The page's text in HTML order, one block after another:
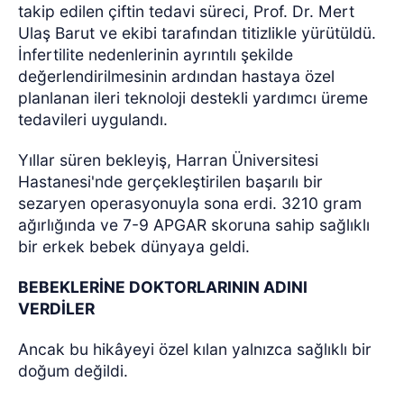
takip edilen çiftin tedavi süreci, Prof. Dr. Mert
Ulaş Barut ve ekibi tarafından titizlikle yürütüldü.
İnfertilite nedenlerinin ayrıntılı şekilde
değerlendirilmesinin ardından hastaya özel
planlanan ileri teknoloji destekli yardımcı üreme
tedavileri uygulandı.
Yıllar süren bekleyiş, Harran Üniversitesi
Hastanesi'nde gerçekleştirilen başarılı bir
sezaryen operasyonuyla sona erdi. 3210 gram
ağırlığında ve 7-9 APGAR skoruna sahip sağlıklı
bir erkek bebek dünyaya geldi.
BEBEKLERİNE DOKTORLARININ ADINI
VERDİLER
Ancak bu hikâyeyi özel kılan yalnızca sağlıklı bir
doğum değildi.